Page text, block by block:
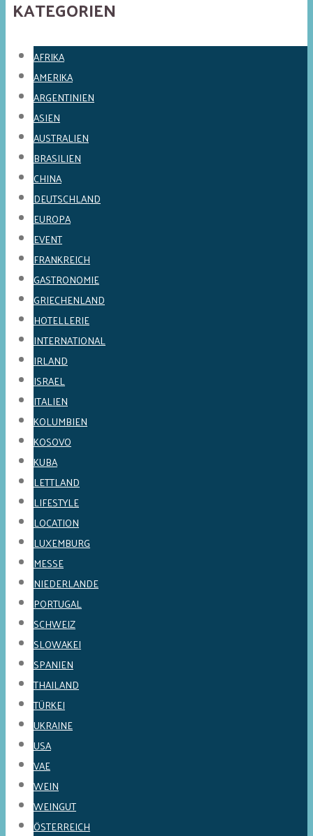
KATEGORIEN
AFRIKA
AMERIKA
ARGENTINIEN
ASIEN
AUSTRALIEN
BRASILIEN
CHINA
DEUTSCHLAND
EUROPA
EVENT
FRANKREICH
GASTRONOMIE
GRIECHENLAND
HOTELLERIE
INTERNATIONAL
IRLAND
ISRAEL
ITALIEN
KOLUMBIEN
KOSOVO
KUBA
LETTLAND
LIFESTYLE
LOCATION
LUXEMBURG
MESSE
NIEDERLANDE
PORTUGAL
SCHWEIZ
SLOWAKEI
SPANIEN
THAILAND
TÜRKEI
UKRAINE
USA
VAE
WEIN
WEINGUT
ÖSTERREICH